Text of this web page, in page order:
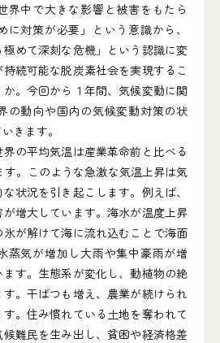
中で大きな影響と被害をもたら
に対策が必要」という意識から、
極めて深刻な危機」という認識に変
続可能な脱炭素社会を実現するこ
。今回から１年間、気候変動に関
の動向や国内の気候変動対策の状
きます。
の平均気温は産業革命前と比べる
。このような急激な気温上昇は気
状況を引き起こします。例えば、
増大しています。海水が温度上昇
が解けて海に流れ込むことで海面
蒸気が増加し大雨や集中豪雨が増
す。生態系が変化し、動植物の絶
。干ばつも増え、農業が続けられ
。住み慣れている土地を奪われて
難民を生み出し、貧困や経済格差